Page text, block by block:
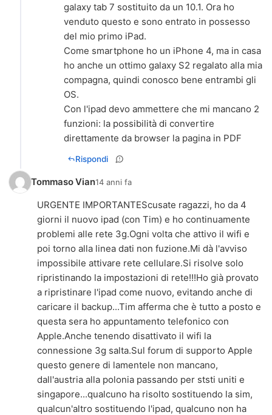
galaxy tab 7 sostituito da un 10.1. Ora ho
venduto questo e sono entrato in possesso
del mio primo iPad.
Come smartphone ho un iPhone 4, ma in casa
ho anche un ottimo galaxy S2 regalato alla mia
compagna, quindi conosco bene entrambi gli
OS.
Con l'ipad devo ammettere che mi mancano 2
funzioni: la possibilità di convertire
direttamente da browser la pagina in PDF
Rispondi
Tommaso Vian14 anni fa
URGENTE IMPORTANTEScusate ragazzi, ho da 4
giorni il nuovo ipad (con Tim) e ho continuamente
problemi alle rete 3g.Ogni volta che attivo il wifi e
poi torno alla linea dati non fuzione.Mi dà l'avviso
impossibile attivare rete cellulare.Si risolve solo
ripristinando la impostazioni di rete!!!Ho già provato
a ripristinare l'ipad come nuovo, evitando anche di
caricare il backup...Tim afferma che è tutto a posto e
questa sera ho appuntamento telefonico con
Apple.Anche tenendo disattivato il wifi la
connessione 3g salta.Sul forum di supporto Apple
questo genere di lamentele non mancano,
dall'austria alla polonia passando per ststi uniti e
singapore...qualcuno ha risolto sostituendo la sim,
qualcun'altro sostituendo l'ipad, qualcuno non ha